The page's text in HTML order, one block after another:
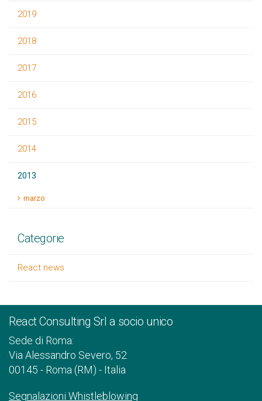
2019
2018
2017
2016
2015
2014
2013
marzo
Categorie
React news
React Consulting Srl a socio unico
Sede di Roma:
Via Alessandro Severo, 52
00145 - Roma (RM) - Italia
Segnalazioni Whistleblowing